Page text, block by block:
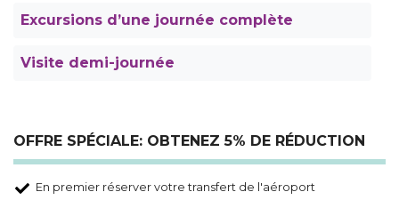
Excursions d’une journée complète
Visite demi-journée
OFFRE SPÉCIALE: OBTENEZ 5% DE RÉDUCTION
En premier réserver votre transfert de l'aéroport